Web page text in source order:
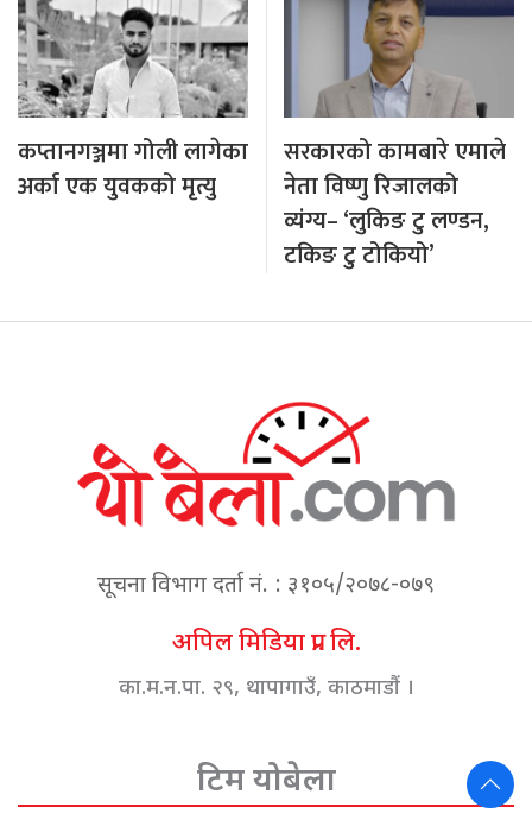
कप्तानगञ्जमा गोली लागेका
अर्का एक युवकको मृत्यु
सरकारको कामबारे एमाले
नेता विष्णु रिजालको
व्यंग्य– ‘लुकिङ टु लण्डन,
टकिङ टु टोकियो’
सूचना विभाग दर्ता नं. : ३१०५/२०७८-०७९
अपिल मिडिया प्रा. लि.
का.म.न.पा. २९, थापागाउँ, काठमाडौं ।
टिम योबेला